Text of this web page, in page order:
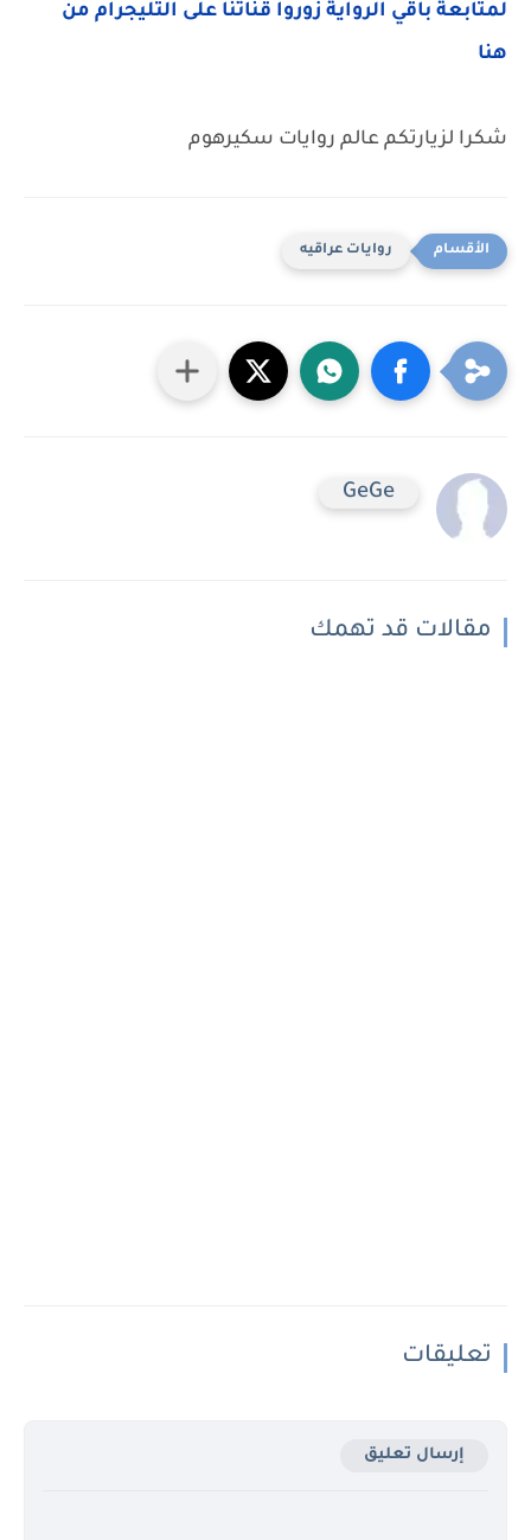
لمتابعة باقي الرواية زوروا قناتنا على التليجرام من
هنا
شكرا لزيارتكم عالم روايات سكيرهوم
روايات عراقيه
GeGe
مقالات قد تهمك
تعليقات
إرسال تعليق